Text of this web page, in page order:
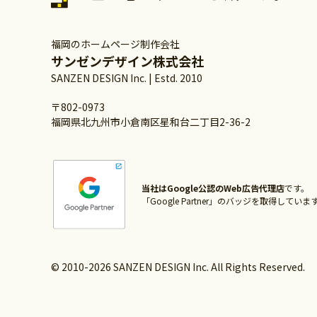
福岡のホームページ制作会社
サンゼンデザイン株式会社
SANZEN DESIGN Inc. | Estd. 2010
〒802-0973
福岡県北九州市小倉南区星和台二丁目2-36-2
当社はGoogle公認のWeb広告代理店です。
「Google Partner」のバッジを取得していま
© 2010-2026 SANZEN DESIGN Inc. All Rights Reserved.